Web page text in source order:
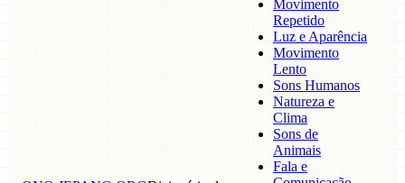
Movimento
Repetido
Luz e Aparência
Movimento
Lento
Sons Humanos
Natureza e
Clima
Sons de
Animais
Fala e